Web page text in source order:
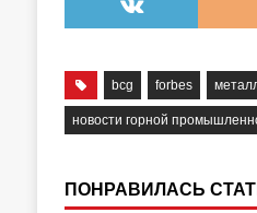
bcg forbes
новости горной
ПОНРАВИЛАСЬ